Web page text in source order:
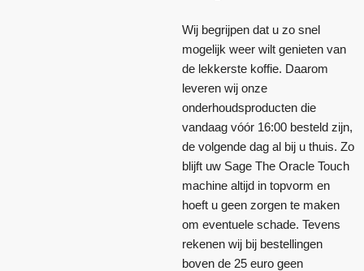
Wij begrijpen dat u zo snel
mogelijk weer wilt genieten van
de lekkerste koffie. Daarom
leveren wij onze
onderhoudsproducten die
vandaag vóór 16:00 besteld zijn,
de volgende dag al bij u thuis. Zo
blijft uw Sage The Oracle Touch
machine altijd in topvorm en
hoeft u geen zorgen te maken
om eventuele schade. Tevens
rekenen wij bij bestellingen
boven de 25 euro geen